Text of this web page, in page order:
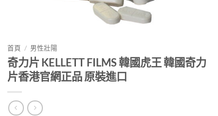
首頁 / 男性壯陽
奇力片 KELLETT FILMS 韓國虎王 韓國奇力
片香港官網正品 原裝進口